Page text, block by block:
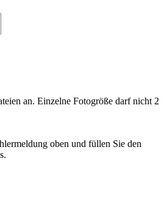
an. Einzelne Fotogröße darf nicht 2
oben und füllen Sie den